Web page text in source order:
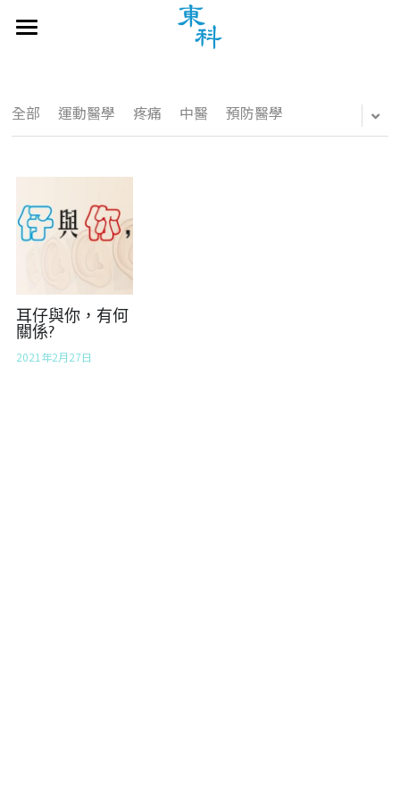
認知障礙症中醫診療專區
天灸治療
繁體中文
繁體中文
English
全部 運動醫學 疼痛 中醫 預防醫學
耳仔與你，有何
關係?
2021年2月27日